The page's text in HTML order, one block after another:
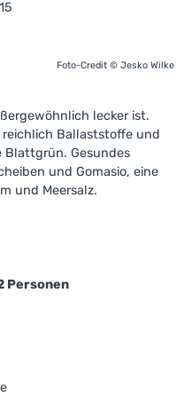
Foto-Credit © Jesko Wilke
lecker ist.
Ballaststoffe und
Gesundes
und Gomasio, eine
und Meersalz.
Personen